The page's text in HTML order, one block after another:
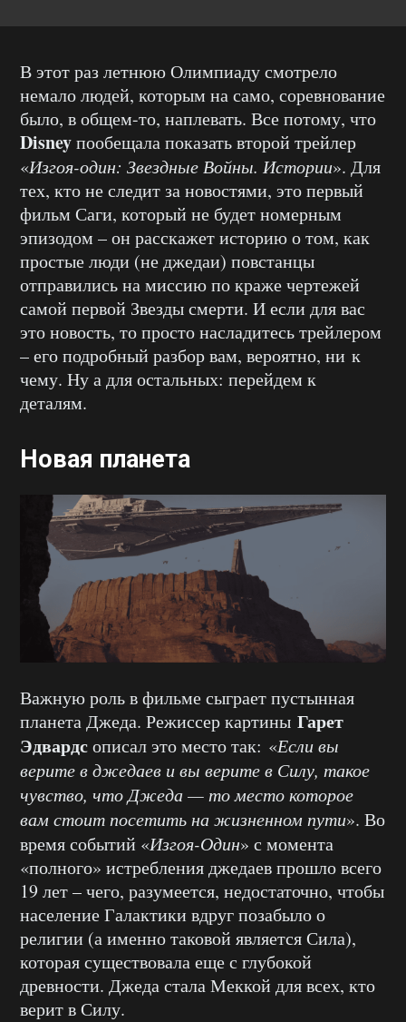
В этот раз летнюю Олимпиаду смотрело
немало людей, которым на само, соревнование
было, в общем-то, наплевать. Все потому, что
Disneyпообещала показать второй трейлер
«Изгоя-один: Звездные Войны. Истории». Для
тех, кто не следит за новостями, это первый
фильм Саги, который не будет номерным
эпизодом – он расскажет историю о том, как
простые люди (не джедаи) повстанцы
отправились на миссию по краже чертежей
самой первой Звезды смерти. И если для вас
это новость, то просто насладитесь трейлером
– его подробный разбор вам, вероятно, ни к
чему. Ну а для остальных: перейдем к
деталям.
Новая планета
Важную роль в фильме сыграет пустынная
планета Джеда. Режиссер картины Гарет
Эдвардсописал это место так: «Если вы
верите в джедаев и вы верите в Силу, такое
чувство, что Джеда — то место которое
вам стоит посетить на жизненном пути». Во
время событий «Изгоя-Один» с момента
«полного» истребления джедаев прошло всего
19 лет – чего, разумеется, недостаточно, чтобы
население Галактики вдруг позабыло о
религии (а именно таковой является Сила),
которая существовала еще с глубокой
древности. Джеда стала Меккой для всех, кто
верит в Силу.